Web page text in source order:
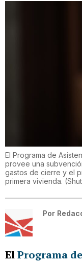
El Programa de
provee una
gastos de cierre y el
primera vivienda. (
Por
ElPrograma